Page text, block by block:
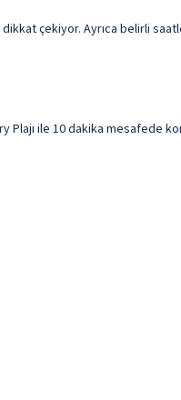
çekiyor. Ayrıca belirli
Plajı ile 10 dakika mesafede